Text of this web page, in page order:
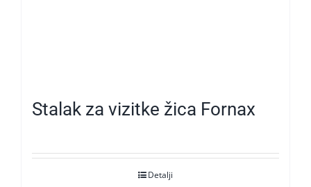
Stalak za vizitke žica Fornax
Detalji